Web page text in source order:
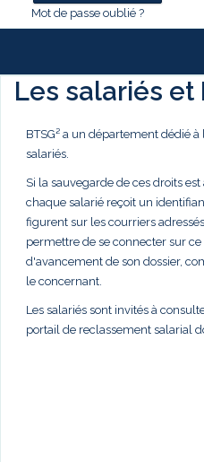
Mot de passe oublié ?
Les salariés et
BTSG² a un département dédié
salariés.
Si la sauvegarde de ces droits
chaque salarié reçoit un
figurent sur les courriers
permettre de se connecter sur
d'avancement de son dossier,
le concernant.
Les salariés sont invités à
portail de reclassement salarial